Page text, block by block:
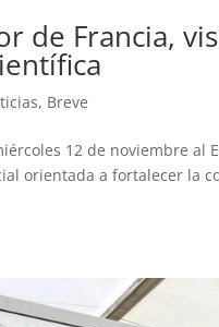
de Francia,
, Breve
12 de noviembre al
orientada a fortalecer la